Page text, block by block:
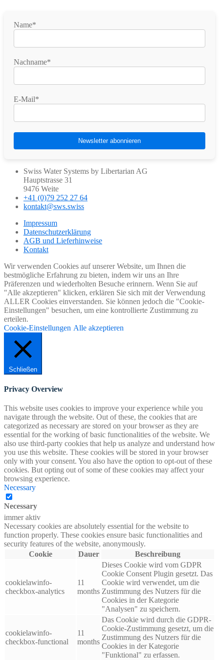
Name*
Nachname*
E-Mail*
Swiss Water Systems by Libertarian AG
Hauptstrasse 31
9476 Weite
+41 (0)79 252 27 64
kontakt@sws.swiss
Impressum
Datenschutzerklärung
AGB und Lieferhinweise
Kontakt
Wir verwenden Cookies auf unserer Website, um Ihnen die
bestmögliche Erfahrung zu bieten, indem wir uns an Ihre
Präferenzen und wiederholten Besuche erinnern. Wenn Sie auf
"Alle akzeptieren" klicken, erklären Sie sich mit der Verwendung
ALLER Cookies einverstanden. Sie können jedoch die "Cookie-
Einstellungen" besuchen, um eine kontrollierte Zustimmung zu
erteilen.
Cookie-Einstellungen Alle akzeptieren
Schließen
Privacy Overview
This website uses cookies to improve your experience while you
navigate through the website. Out of these, the cookies that are
categorized as necessary are stored on your browser as they are
essential for the working of basic functionalities of the website. We
also use third-party cookies that help us analyze and understand how
you use this website. These cookies will be stored in your browser
only with your consent. You also have the option to opt-out of these
cookies. But opting out of some of these cookies may affect your
browsing experience.
Necessary
Necessary
immer aktiv
Necessary cookies are absolutely essential for the website to
function properly. These cookies ensure basic functionalities and
security features of the website, anonymously.
Cookie
Dauer Beschreibung
cookielawinfo-
checkbox-analytics
11
months
Dieses Cookie wird vom GDPR
Cookie Consent Plugin gesetzt. Das
Cookie wird verwendet, um die
Zustimmung des Nutzers für die
Cookies in der Kategorie
"Analysen" zu speichern.
cookielawinfo-
checkbox-functional
11
months
Das Cookie wird durch die GDPR-
Cookie-Zustimmung gesetzt, um die
Zustimmung des Nutzers für die
Cookies in der Kategorie
"Funktional" zu erfassen.